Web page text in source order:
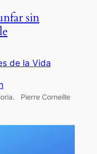
sin
de la Vida
Pierre Corneille